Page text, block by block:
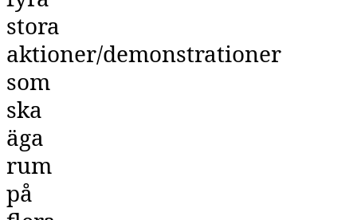
stora
aktioner/demonstrationer
som
ska
äga
rum
på